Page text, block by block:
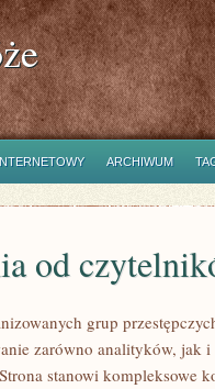
ARCHIWUM
od
grup
zarówno analityków, jak
stanowi kompleksowe